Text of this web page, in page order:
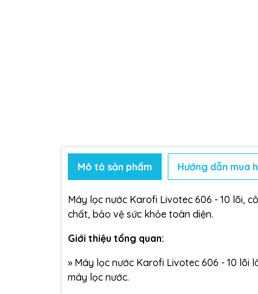
Mô tả sản phẩm Hướng dẫn mua
Máy lọc nước Karofi Livotec 606 - 10 lõi,
chất, bảo vệ sức khỏe toàn diện.
Giới thiệu tổng quan:
» Máy lọc nước Karofi Livotec 606 - 10 lõi
máy lọc nước.